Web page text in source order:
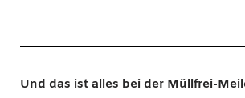
Und das ist alles bei der Müllfrei-